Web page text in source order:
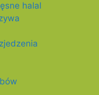
halal